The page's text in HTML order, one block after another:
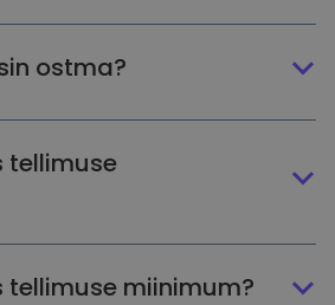
ostma?
tellimuse
tellimuse miinimum?